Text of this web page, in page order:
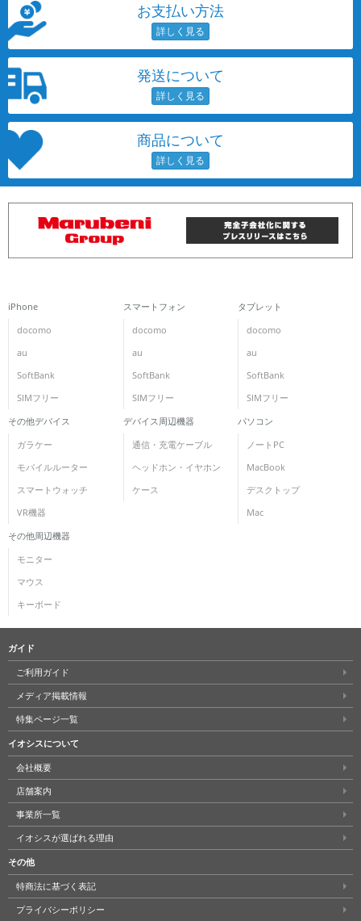
お支払い方法
発送について
商品について
iPhone
docomo
au
SoftBank
SIMフリー
スマートフォン
docomo
au
SoftBank
SIMフリー
タブレット
docomo
au
SoftBank
SIMフリー
その他デバイス
ガラケー
モバイルルーター
スマートウォッチ
VR機器
デバイス周辺機器
通信・充電ケーブル
ヘッドホン・イヤホン
ケース
パソコン
ノートPC
MacBook
デスクトップ
Mac
その他周辺機器
モニター
マウス
キーボード
ガイド
ご利用ガイド
メディア掲載情報
特集ページ一覧
イオシスについて
会社概要
店舗案内
事業所一覧
イオシスが選ばれる理由
その他
特商法に基づく表記
プライバシーポリシー